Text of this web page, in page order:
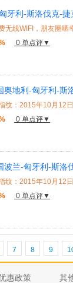
牙利-斯洛伐克-
0 单点评▼
奥地利-匈牙利-斯
全程免费无线
0 单点评▼
波兰-匈牙利-斯洛
船，河轮全程免
0 单点评▼
7 8 9
惠政策 其